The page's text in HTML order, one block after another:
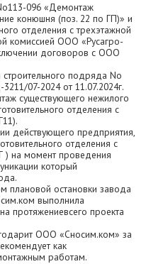
096 «Демонтаж
конюшня (поз. 22 по ГП)» и
отделения с трехэтажной
комиссией ООО «Русагро-
договоров с ООО
подряда No
07-2024 от 11.07.2024г.
существующего нежилого
отделения с
действующего предприятия,
отделения с
) на момент проведения
который
плановой остановки завода
выполнила
протяжениевсего проекта
ООО «Сносим.ком» за
как
работам.